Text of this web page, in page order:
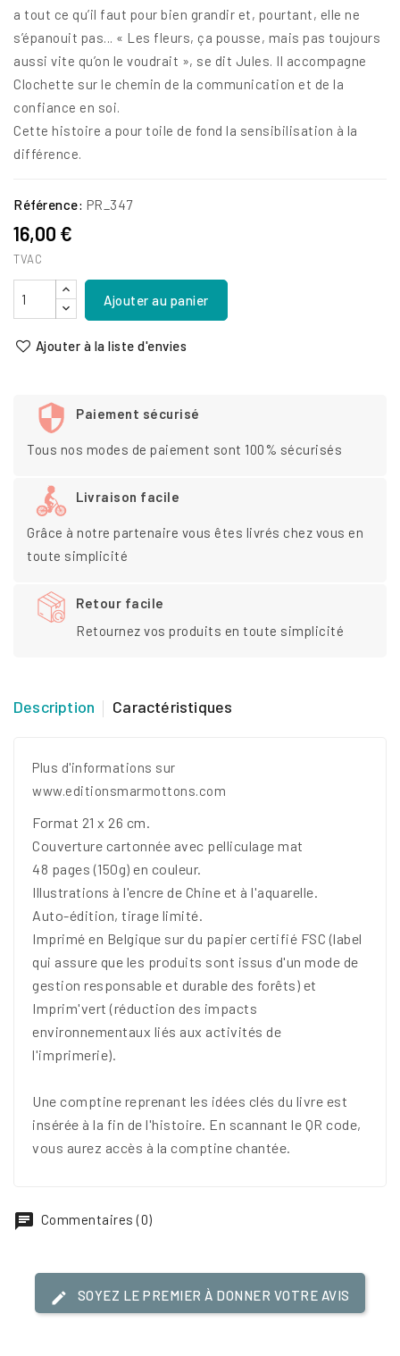
a tout ce qu’il faut pour bien grandir et, pourtant, elle ne
s’épanouit pas... « Les fleurs, ça pousse, mais pas toujours
aussi vite qu’on le voudrait », se dit Jules. Il accompagne
Clochette sur le chemin de la communication et de la
confiance en soi.
Cette histoire a pour toile de fond la sensibilisation à la
différence.
Référence: PR_347
16,00 €
TVAC
Ajouter au panier
Ajouter à la liste d'envies
Paiement sécurisé
Tous nos modes de paiement sont 100% sécurisés
Livraison facile
Grâce à notre partenaire vous êtes livrés chez vous en
toute simplicité
Retour facile
Retournez vos produits en toute simplicité
Description Caractéristiques
Plus d'informations sur
www.editionsmarmottons.com
Format 21 x 26 cm.
Couverture cartonnée avec pelliculage mat
48 pages (150g) en couleur.
Illustrations à l'encre de Chine et à l'aquarelle.
Auto-édition, tirage limité.
Imprimé en Belgique sur du papier certifié FSC (label
qui assure que les produits sont issus d'un mode de
gestion responsable et durable des forêts) et
Imprim'vert (réduction des impacts
environnementaux liés aux activités de
l'imprimerie).
Une comptine reprenant les idées clés du livre est
insérée à la fin de l'histoire. En scannant le QR code,
vous aurez accès à la comptine chantée.
Commentaires (0)
SOYEZ LE PREMIER À DONNER VOTRE AVIS